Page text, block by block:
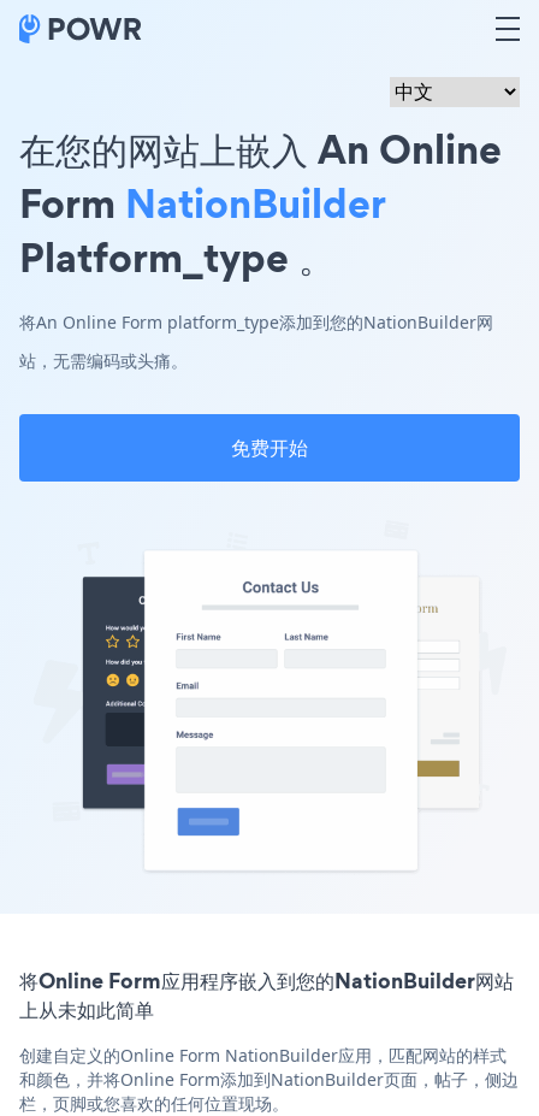
在您的网站上嵌入 An Online
Form NationBuilder
Platform_type 。
将An Online Form platform_type添加到您的NationBuilder网
站，无需编码或头痛。
免费开始
将Online Form应用程序嵌入到您的NationBuilder网站
上从未如此简单
创建自定义的Online Form NationBuilder应用，匹配网站的样式
和颜色，并将Online Form添加到NationBuilder页面，帖子，侧边
栏，页脚或您喜欢的任何位置现场。